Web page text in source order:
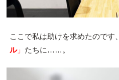
ここで私は助けを求めたのです、
ル」 たちに……。